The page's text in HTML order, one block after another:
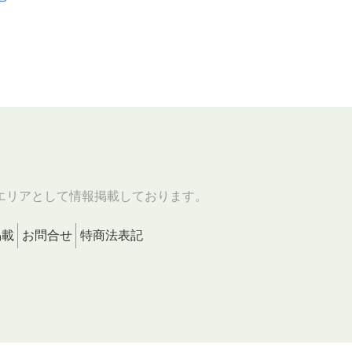
アとして情報掲載しております。
お問合せ 特商法表記